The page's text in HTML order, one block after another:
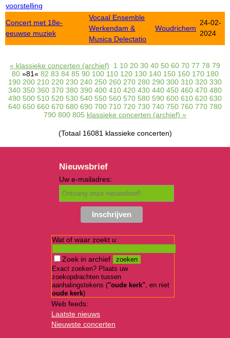
voorstelling
Concert met 18e-
eeuwse muziek
Vocaal Ensemble
Werkendam &
Musica Delectatio
Woudrichem
24-02-
2024
« klassieke concerten (archief) 1 10 20 30 40 50 60 70 77 78 79
80 »81« 82 83 84 85 90 100 110 120 130 140 150 160 170 180
190 200 210 220 230 240 250 260 270 280 290 300 310 320 330
340 350 360 370 380 390 400 410 420 430 440 450 460 470 480
490 500 510 520 530 540 550 560 570 580 590 600 610 620 630
640 650 660 670 680 690 700 710 720 730 740 750 760 770 780
790 800 805 klassieke concerten (archief) »
(Totaal 16081 klassieke concerten)
Nieuwsbrief
Uw e-mailadres:
Wat of waar zoekt u:
Zoek in archief
Exact zoeken? Plaats uw
zoekopdrachten tussen
aanhalingstekens ("oude kerk", en niet
oude kerk)
Web feeds:
Laatste nieuws
Nieuwste concerten